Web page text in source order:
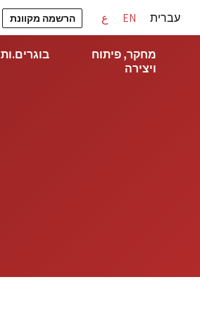
עברית EN ع הרשמה מקוונת
מחקר, פיתוח
ויצירה
בוגרים.ות